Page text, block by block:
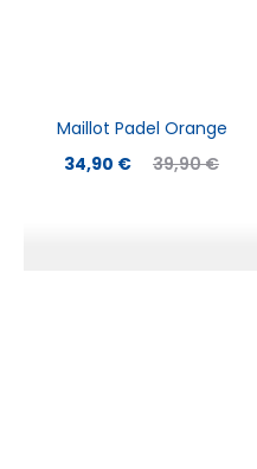
Maillot Padel Orange
39,90€
34,90 €